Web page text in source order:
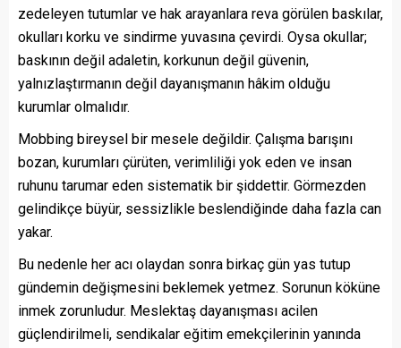
zedeleyen tutumlar ve hak arayanlara reva görülen baskılar,
okulları korku ve sindirme yuvasına çevirdi. Oysa okullar;
baskının değil adaletin, korkunun değil güvenin,
yalnızlaştırmanın değil dayanışmanın hâkim olduğu
kurumlar olmalıdır.
Mobbing bireysel bir mesele değildir. Çalışma barışını
bozan, kurumları çürüten, verimliliği yok eden ve insan
ruhunu tarumar eden sistematik bir şiddettir. Görmezden
gelindikçe büyür, sessizlikle beslendiğinde daha fazla can
yakar.
Bu nedenle her acı olaydan sonra birkaç gün yas tutup
gündemin değişmesini beklemek yetmez. Sorunun köküne
inmek zorunludur. Meslektaş dayanışması acilen
güçlendirilmeli, sendikalar eğitim emekçilerinin yanında